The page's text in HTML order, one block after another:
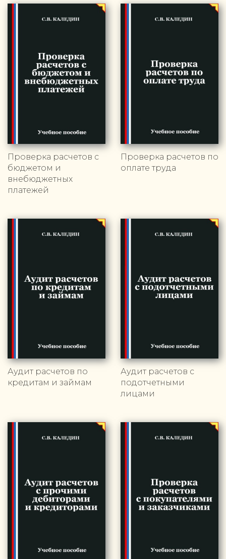
Проверка расчетов с
бюджетом и
внебюджетных
платежей
Проверка расчетов по
оплате труда
Аудит расчетов по
кредитам и займам
Аудит расчетов с
подотчетными
лицами